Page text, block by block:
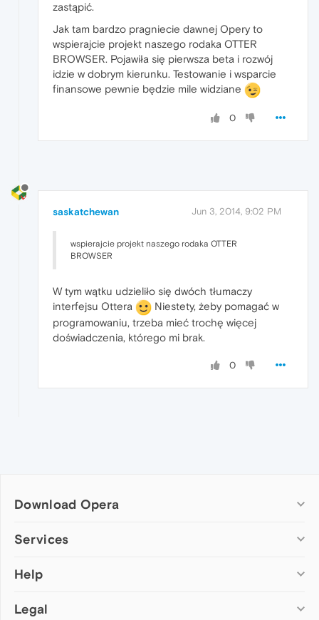
zastąpić.
Jak tam bardzo pragniecie dawnej Opery to
wspierajcie projekt naszego rodaka OTTER
BROWSER. Pojawiła się pierwsza beta i rozwój
idzie w dobrym kierunku. Testowanie i wsparcie
finansowe pewnie będzie mile widziane
0
saskatchewan Jun 3, 2014, 9:02 PM
wspierajcie projekt naszego rodaka OTTER
BROWSER
W tym wątku udzieliło się dwóch tłumaczy
interfejsu Ottera
Niestety, żeby pomagać w
programowaniu, trzeba mieć trochę więcej
doświadczenia, którego mi brak.
0
Download Opera
Computer browsers
Opera for Mac
Opera beta version
Services
Add-ons
Wallpapers
Help
Help & support
Legal